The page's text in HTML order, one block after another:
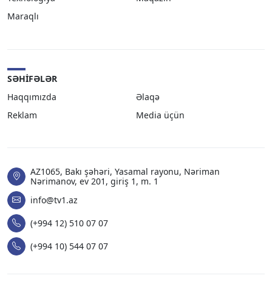
Maraqlı
SƏHIFƏLƏR
Haqqımızda
Əlaqə
Reklam
Media üçün
AZ1065, Bakı şəhəri, Yasamal rayonu, Nəriman
Nərimanov, ev 201, giriş 1, m. 1
info@tv1.az
(+994 12) 510 07 07
(+994 10) 544 07 07